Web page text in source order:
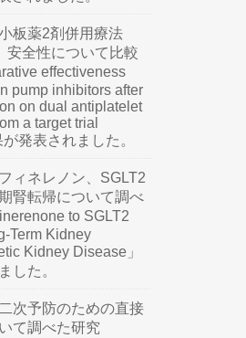
板薬2剤併用療法
安全性について比較
effectiveness
pump inhibitors after
on dual antiplatelet
a target trial
発表されました。
ィネレノン、SGLT2
腎転帰について調べ
to SGLT2
Term Kidney
Kidney Disease」
した。
次予防のための直接
て調べた研究